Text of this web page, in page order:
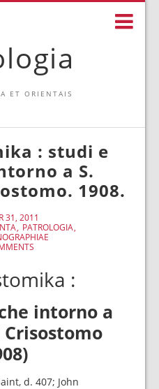
ET ORIENTAIS
: studi e
a S.
1908.
31, 2011
PATROLOGIA
:
intorno a
Crisostomo
d. 407; John